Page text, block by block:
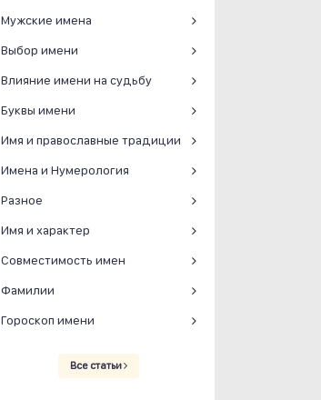
Мужские имена
Выбор имени
Влияние имени на судьбу
Буквы имени
Имя и православные традиции
Имена и Нумерология
Разное
Имя и характер
Совместимость имен
Фамилии
Гороскоп имени
Все статьи